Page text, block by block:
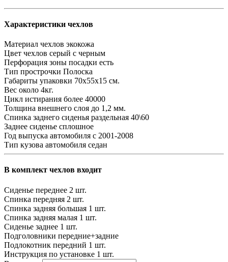
Характеристики чехлов
Материал чехлов экокожа
Цвет чехлов серый с черным
Перфорация зоны посадки есть
Тип прострочки Полоска
Габариты упаковки 70х55х15 см.
Вес около 4кг.
Цикл истирания более 40000
Толщина внешнего слоя до 1,2 мм.
Спинка заднего сиденья раздельная 40\60
Заднее сиденье сплошное
Год выпуска автомобиля с 2001-2008
Тип кузова автомобиля седан
В комплект чехлов входит
Сиденье переднее 2 шт.
Спинка передняя 2 шт.
Спинка задняя большая 1 шт.
Спинка задняя малая 1 шт.
Сиденье заднее 1 шт.
Подголовники передние+задние
Подлокотник передний 1 шт.
Инструкция по установке 1 шт.